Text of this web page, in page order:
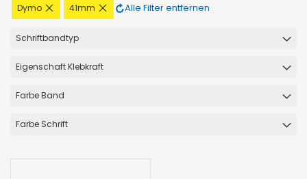
Dymo
Diesen
Artikel
41mm
Diesen
Artikel
Alle Filter entfernen
Schriftbandtyp
Eigenschaft Klebkraft
Farbe Band
Farbe Schrift